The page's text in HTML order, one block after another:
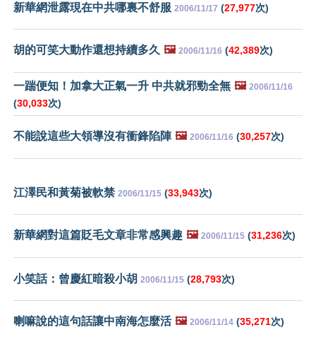
新華網泄露現在中共哪裏不舒服 2006/11/17 (27,977次)
胡的可笑大動作還想持續多久 🖼️ 2006/11/16 (42,389次)
一踹便知！加拿大正氣一升 中共就邪勁全無 🖼️ 2006/11/16
(30,033次)
不能說這些大領導沒有衝鋒陷陣 🖼️ 2006/11/16 (30,257次)
江澤民和黃菊被軟禁 2006/11/15 (33,943次)
新華網對這篇貶毛文章非常感興趣 🖼️ 2006/11/15 (31,236次)
小笑話：曾慶紅暗殺小胡 2006/11/15 (28,793次)
喇嘛說的這句話讓中南海怎麼活 🖼️ 2006/11/14 (35,271次)